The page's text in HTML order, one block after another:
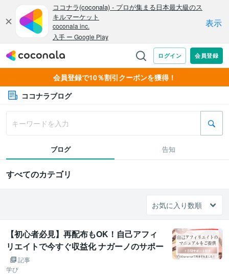
会員登録で10％割引クーポンを獲得！
ココナラブログ
ブログ 告知
すべてのカテゴリ
【初心者必見】再配布もOK！自己アフィ
リエイトで今すぐ収益化 ナガーノのサポー
ト付きマニュアル
記事
学び